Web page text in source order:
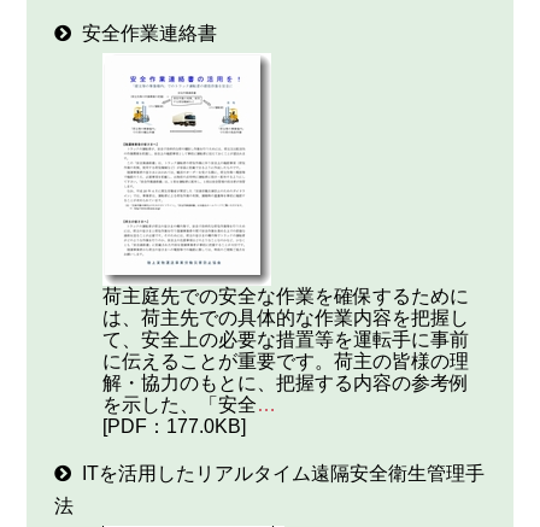
安全作業連絡書
荷主庭先での安全な作業を確保するために
は、荷主先での具体的な作業内容を把握し
て、安全上の必要な措置等を運転手に事前
に伝えることが重要です。荷主の皆様の理
解・協力のもとに、把握する内容の参考例
を示した、「安全…
[PDF：177.0KB]
ITを活用したリアルタイム遠隔安全衛生管理手
法